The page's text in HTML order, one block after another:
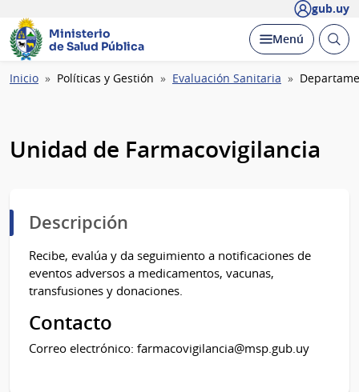
gub.uy
Ministerio
de Salud Pública
Desplegar
Menú Abrir
Ruta
Inicio Políticas y Gestión Evaluación Sanitaria
Unidad de Farmacovigilancia
Descripción
Recibe, evalúa y da seguimiento a notificaciones de
eventos adversos a medicamentos, vacunas,
transfusiones y donaciones.
Contacto
Correo electrónico: farmacovigilancia@msp.gub.uy